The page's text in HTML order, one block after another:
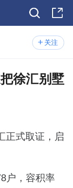
关注
徐汇别墅
正式取证，启
户，容积率